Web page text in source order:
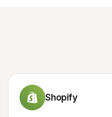
Shopify